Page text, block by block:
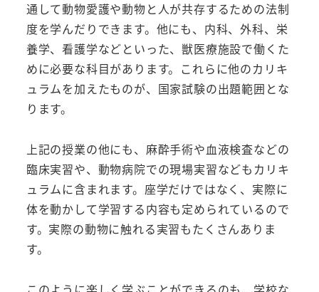
通して動物愛護や動物と人が共存するための法制
度を学んだりできます。他にも、内科、外科、栄
養学、看護学などといった、獣医療施設で働くた
めに必要な科目があります。これらに他のカリキ
ュラムを加えたものが、国家試験の出題範囲とな
ります。
上記の授業の他にも、麻酔手術や血液検査などの
臨床実習や、動物病院での現場実習などもカリキ
ュラムに含まれます。座学だけではなく、実際に
体を動かして学習する内容も定められているので
す。実際の動物に触れる実習もたくさんありま
す。